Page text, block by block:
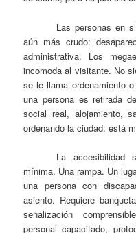
Las personas en
aún más crudo:
administrativa. Los
incomoda al visitante. No
se le llama ordenamiento
una persona es retirada
social real, alojamiento,
ordenando la ciudad: está
La accesibilidad
mínima. Una rampa. Un
una persona con
asiento. Requiere
señalización
personal capacitado,